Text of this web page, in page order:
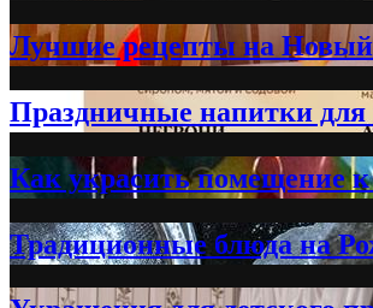
Лучшие рецепты на Новый
Праздничные напитки для
Как украсить помещение
Традиционные блюда на